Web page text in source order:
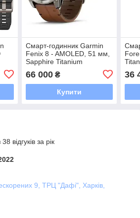
Смарт-годинник Garmin
Fenix 8 - AMOLED, 51 мм,
Sapphire Titanium
66 000₴
Купити
36
відгуків за рік
9, ТРЦ "Дафі", Харків,